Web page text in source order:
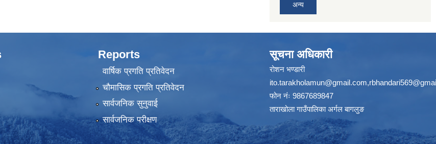
अन्य
Reports
वार्षिक प्रगति प्रतिवेदन
चौमासिक प्रगति प्रतिवेदन
सार्वजनिक सुनुवाई
सार्वजनिक परीक्षण
सूचना अधिकारी
रोशन भण्डारी
ito.tarakholamun@gmail.com,
फोन नंः 9867689847
ताराखोला गाउँपालिका अर्गल बागलुङ